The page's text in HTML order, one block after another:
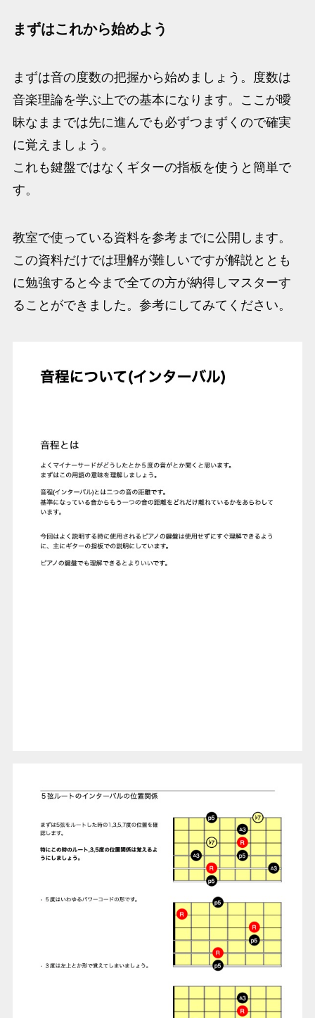
まずはこれから始めよう
まずは音の度数の把握から始めましょう。度数は
音楽理論を学ぶ上での基本になります。ここが曖
昧なままでは先に進んでも必ずつまずくので確実
に覚えましょう。
これも鍵盤ではなくギターの指板を使うと簡単で
す。
教室で使っている資料を参考までに公開します。
この資料だけでは理解が難しいですが解説ととも
に勉強すると今まで全ての方が納得しマスターす
ることができました。参考にしてみてください。